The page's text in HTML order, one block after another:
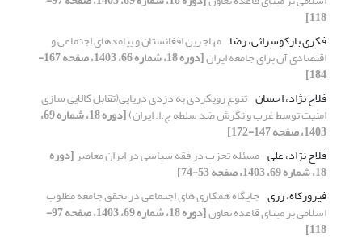
118]
فکری بارکوسرائی، رضا مهاجرین افغانستان و پیامدهای اجتماعی و
اقتصادی آن برای جامعه ایران [دوره 18، شماره 66، 1403، صفحه 167-
184]
فلاح نژاد، احسان تنوع رویکردی به دزدی دریایی(تقابل کالایی سازی
امنیت توسط غرب و نگرش ضد سلطه ج.ا. ایران) [دوره 18، شماره 69،
1403، صفحه 147-172]
فلاح نژاد، علی مسئله تحزب در فقه سیاسی در ایران معاصر[دوره
18، شماره 69، 1403، صفحه 53-74]
فیروزکاه، زری جایگاه همکاری های اجتماعی در تحقق جامعه مطلوب
اسلامی بر مبنای قاعده تعاون [دوره 18، شماره 69، 1403، صفحه 97-
118]